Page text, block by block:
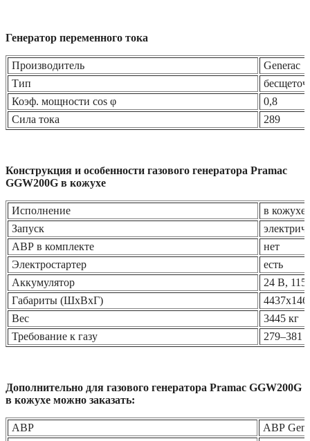
Генератор переменного тока
Производитель
Generac
Тип
Коэф. мощности cos φ
0,8
Сила тока
289
Конструкция и особенности газового генератора Pramac
GGW200G в кожухе
Исполнение
в кожухе
Запуск
АВР в комплекте
нет
Электростартер
есть
Аккумулятор
24 В,
Габариты (ШхВхГ)
Вес
3445 кг
Требование к газу
279–381
Дополнительно для газового генератора Pramac GGW200G
в кожухе можно заказать:
АВР
АВР